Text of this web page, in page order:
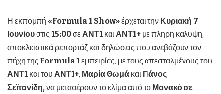
Η εκπομπή «Formula 1 Show»έρχεται την Κυριακή 7
Ιουνίουστις 15:00σεΑΝΤ1 και ΑΝΤ1+ με πλήρη κάλυψη,
αποκλειστικά ρεπορτάζ και δηλώσεις που ανεβάζουν τον
πήχη της Formula1εμπειρίας, με τους απεσταλμένους του
ΑΝΤ1 και του ΑΝΤ1+, Μαρία Θωμά και Πάνος
Σεϊτανίδη,να μεταφέρουν το κλίμα από το Μονακό σε